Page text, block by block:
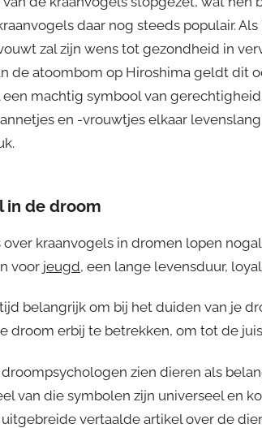
daar nog steeds populair.
zal zijn wens tot gezondheid in
de atoombom op Hiroshima geldt dit
een machtig symbool van
en -vrouwtjes elkaar
in de droom
kraanvogels in dromen lopen
voor jeugd, een lange levensduur,
belangrijk om bij het duiden van je
droom erbij te betrekken, om tot de
zien dieren als
van die symbolen zijn universeel en
vertaalde artikel over de